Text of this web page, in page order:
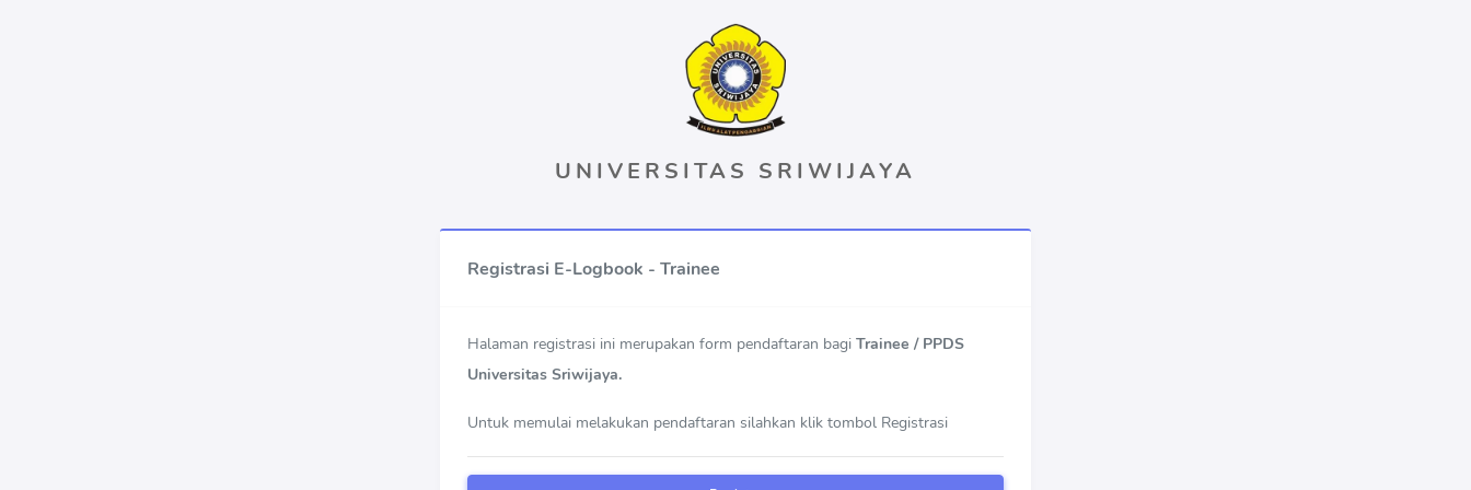
UNIVERSITAS SRIWIJAYA
Registrasi E-Logbook - Trainee
Halaman registrasi ini merupakan form pendaftaran bagi Trainee / PPDS
Universitas Sriwijaya.
Untuk memulai melakukan pendaftaran silahkan klik tombol Registrasi